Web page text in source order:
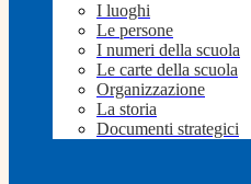
I luoghi
Le persone
I numeri della scuola
Le carte della scuola
Organizzazione
La storia
Documenti strategici